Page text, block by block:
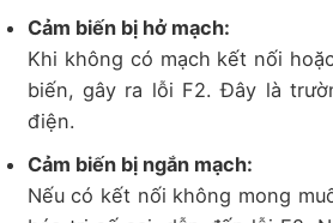
Cảm biến bị hở mạch:
Khi không có mạch kết nối
biến, gây ra lỗi F2. Đây là
điện.
Cảm biến bị ngắn mạch:
Nếu có kết nối không mong